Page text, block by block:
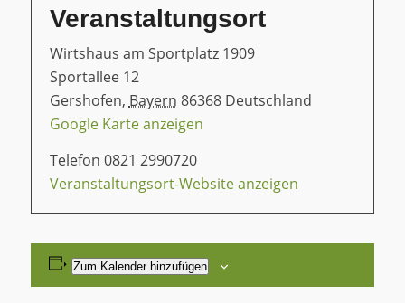
Veranstaltungsort
Wirtshaus am Sportplatz 1909
Sportallee 12
Gershofen, Bayern 86368 Deutschland
Google Karte anzeigen
Telefon 0821 2990720
Veranstaltungsort-Website anzeigen
Zum Kalender hinzufügen